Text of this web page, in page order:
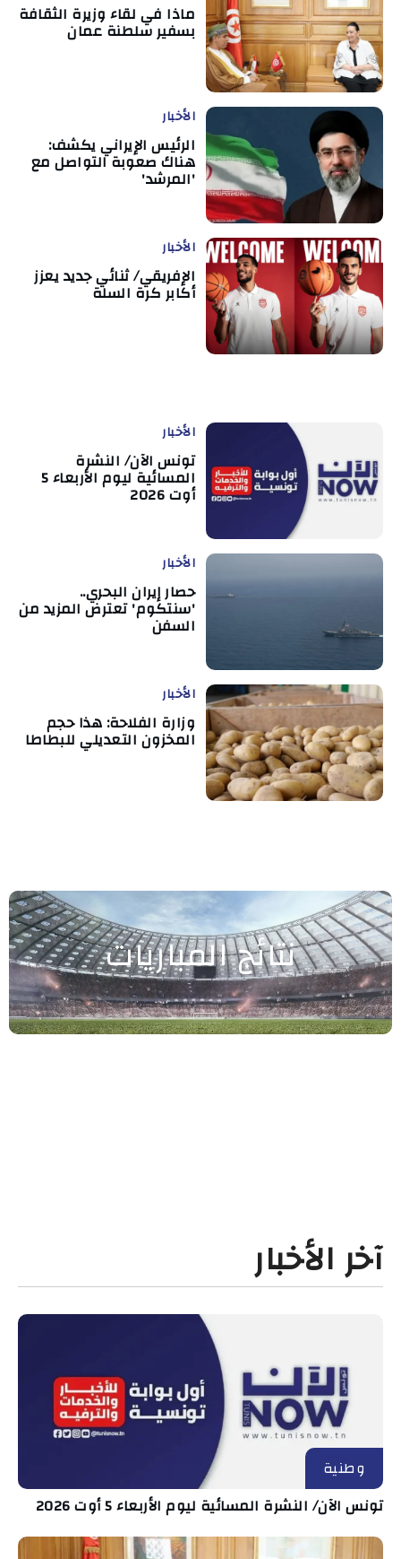
ماذا في لقاء وزيرة الثقافة
بسفير سلطنة عمان
الأخبار
الرئيس الإيراني يكشف:
هناك صعوبة التواصل مع
'المرشد'
الأخبار
الإفريقي/ ثنائي جديد يعزز
أكابر كرة السلة
الأخبار
تونس الآن/ النشرة
المسائية ليوم الأربعاء 5
أوت 2026
الأخبار
حصار إيران البحري..
'سنتكوم' تعترض المزيد من
السفن
الأخبار
وزارة الفلاحة: هذا حجم
المخزون التعديلي للبطاطا
نتائج المباريات
آخر الأخبار
وطنية
تونس الآن/ النشرة المسائية ليوم الأربعاء 5 أوت 2026